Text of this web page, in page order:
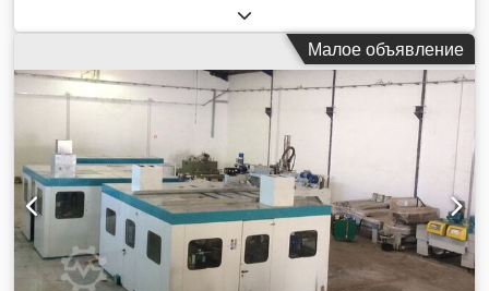
Комплектация: - Двусторонний профилировочный станок
Torwegge H 613 E - Комплект оснастки - Различные
запасные части - Полный комплект технической
документации и инструкций - Полностью обновленный
электрощит (около 4 лет назад) Станок можно осмотреть,
провести испытания под нагрузкой и проверить в работе по
предварительной договоренности. Dsdpfxoywfire Ahlekr
Для погрузки станка на площадке имеется автопогрузчик.
По вопросам или для согласования времени осмотра,
пожалуйста, свяжитесь с нами.
профилер IMA. Рабочая ширина: 2000 мм, максимальная
высота реза: 35 мм, габариты станка X/Y/Z: ок. 4000
мм/6000 мм/3000 мм, вес: ок. 3000 кг. Документация
имеется. Возможен осмотр на месте. Dkedpfx Ahjzc
Rdkslsr
Малое объявление